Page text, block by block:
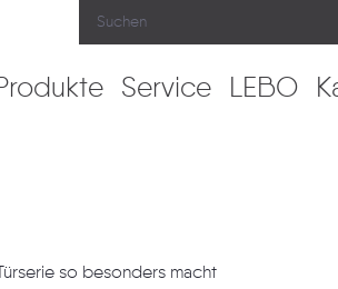
Service LEBO
so besonders macht